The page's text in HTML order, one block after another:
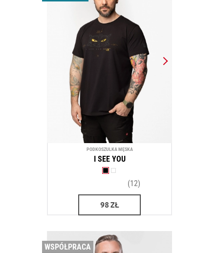
PODKOSZULKA MĘSKA
I SEE YOU
(12)
98 ZŁ
WSPÓŁPRACA